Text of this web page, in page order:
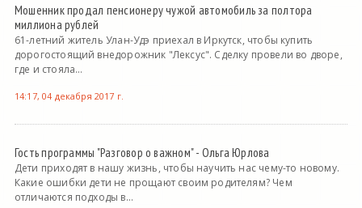
Мошенник продал пенсионеру чужой автомобиль за полтора
миллиона рублей
61-летний житель Улан-Удэ приехал в Иркутск, чтобы купить
дорогостоящий внедорожник "Лексус". Сделку провели во дворе,
где и стояла...
14:17, 04 декабря 2017 г.
Гость программы "Разговор о важном" - Ольга Юрлова
Дети приходят в нашу жизнь, чтобы научить нас чему-то новому.
Какие ошибки дети не прощают своим родителям? Чем
отличаются подходы в...